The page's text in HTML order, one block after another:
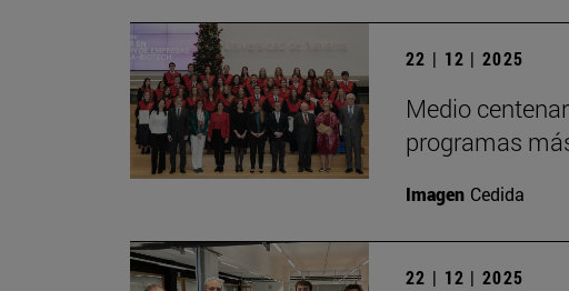
22 | 12 | 2025
Medio
programas
Imagen Cedida
22 | 12 | 2025